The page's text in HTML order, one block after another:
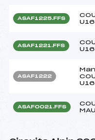
ASAF1225.FFS
U16
ASAF1221.FFS
U16
ASAF1222
U16
ASAF0021.FFS